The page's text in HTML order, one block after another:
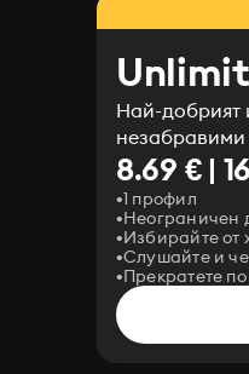
Най-добрият
незабравими
8.69 € |
1 профил
Неограничен
Избирайте от
Слушайте и
Прекратете